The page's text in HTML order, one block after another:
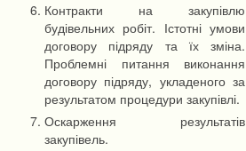
Контракти на закупівлю
будівельних робіт. Істотні умови
договору підряду та їх зміна.
Проблемні питання виконання
договору підряду, укладеного за
результатом процедури закупівлі.
Оскарження результатів
закупівель.